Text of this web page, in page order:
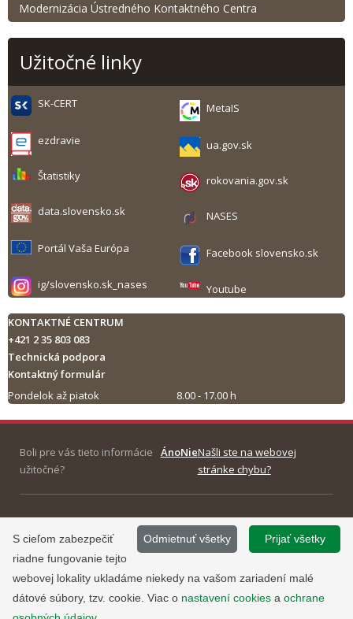
Modernizácia Ústredného Kontaktného Centra
Užitočné linky
SK-CERT MetaIS
ezdravie ua.gov.sk
Štatistiky rokovania.gov.sk
data.slovensko.sk NASES
Portál Vaša Európa Facebook slovensko.sk
ig/slovensko.sk_nases Youtube
KONTAKTNÉ CENTRUM
+421 2 35 803 083
Technická podpora
Kontaktný formulár
Pondelok až piatok
8.00 - 17.00 h
Tlač obsahu
Boli pre vás tieto informácie
užitočné?
ÁnoNieNašli ste na webovej
stránke chybu?
©2013 - 2026, Slovensko.sk
Informácie zverejnené na portáli
majú informatívny charakter.
Prevádzku stránky
www.slovensko.sk a správu jej
obsahu zabezpečuje
Prijať všetky
Odmietnuť všetky
S cieľom zabezpečiť
riadne fungovanie tejto
webovej lokality ukladáme niekedy na vašom zariadení malé
dátové súbory, tzv. cookie. Viac o nastavení cookies a ochrane